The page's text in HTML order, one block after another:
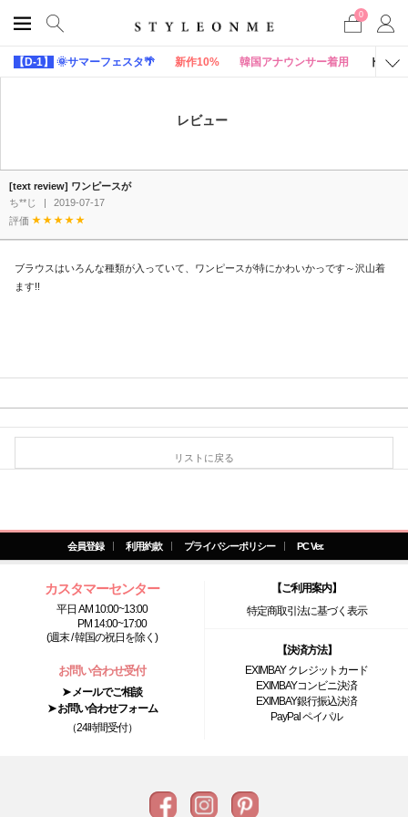
0
【D-1】 🌞サマーフェスタ🌴 新作10% 韓国アナウンサー着用 トップ
レビュー
[text review] ワンピースが
ち**じ
|
2019-07-17
評価
ブラウスはいろんな種類が入っていて、ワンピースが特にかわいかっです～沢山着
ます!!
リストに戻る
会員登録 利用約款 プライバシーポリシー PC Ver.
カスタマーセンター
平日 AM 10:00~13:00
PM 14:00~17:00
(週末 / 韓国の祝日を除く)
お問い合わせ受付
➤ メールでご相談
➤ お問い合わせフォーム
（24時間受付）
【ご利用案内】
特定商取引法に基づく表示
【決済方法】
EXIMBAY クレジットカード
EXIMBAYコンビニ決済
EXIMBAY銀行振込決済
PayPal ペイパル